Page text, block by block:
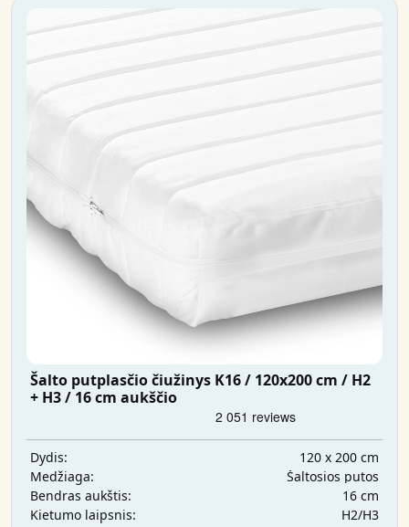
Šalto putplasčio čiužinys K16 / 120x200 cm / H2
+ H3 / 16 cm aukščio
Dydis:
120 x 200 cm
Medžiaga:
Šaltosios putos
Bendras aukštis:
16 cm
Kietumo laipsnis:
H2/H3